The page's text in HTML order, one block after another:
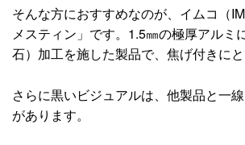
そんな方におすすめなのが、イムコ（
メスティン」です。1.5㎜の極厚アルミ
石）加工を施した製品で、焦げ付きにと
さらに黒いビジュアルは、他製品と一
があります。